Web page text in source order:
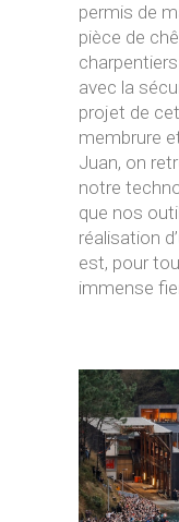
permis de
pièce de
avec la
projet de
membrure
Juan, on
notre
que nos
réalisation
est, pour
immense